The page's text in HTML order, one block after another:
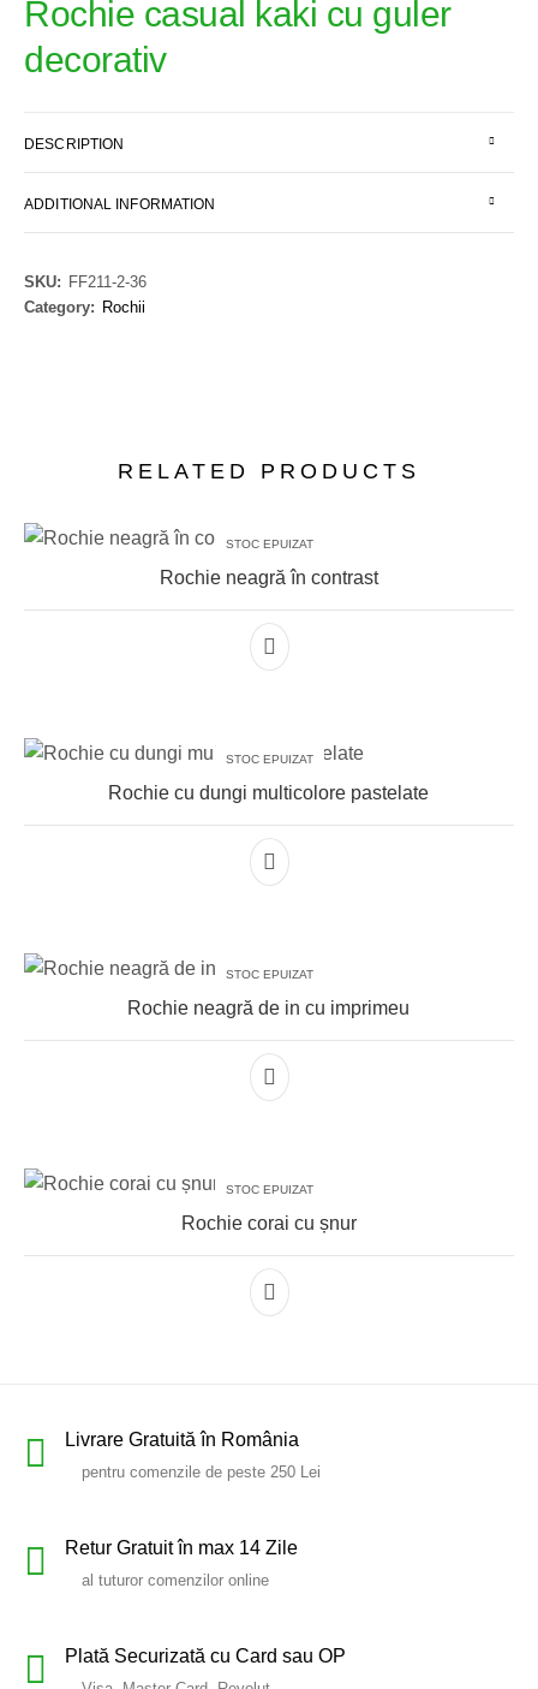
Rochie casual kaki cu guler
decorativ
DESCRIPTION
ADDITIONAL INFORMATION
SKU: FF211-2-36
Category: Rochii
RELATED PRODUCTS
STOC EPUIZAT
Rochie neagră în contrast
STOC EPUIZAT
Rochie cu dungi multicolore pastelate
STOC EPUIZAT
Rochie neagră de in cu imprimeu
STOC EPUIZAT
Rochie corai cu șnur
Livrare Gratuită în România
pentru comenzile de peste 250 Lei
Retur Gratuit în max 14 Zile
al tuturor comenzilor online
Plată Securizată cu Card sau OP